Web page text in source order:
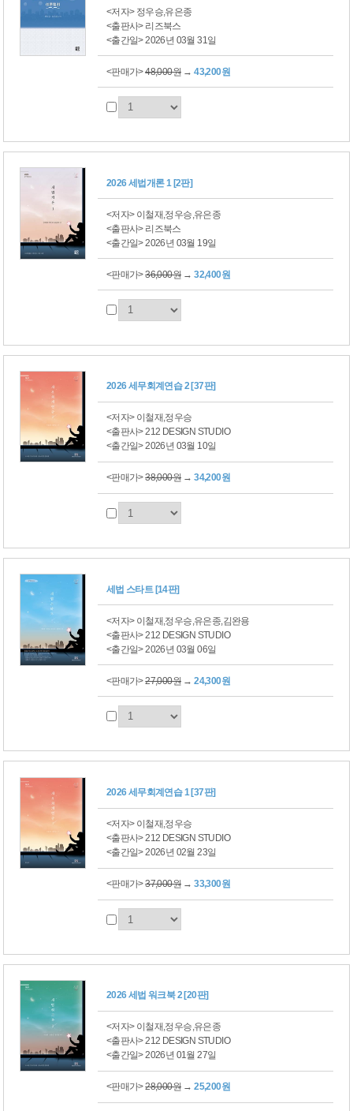
<저자> 정우승,유은종
<출판사> 리즈북스
<출간일> 2026년 03월 31일
<판매가>48,000원 →43,200원
2026 세법개론 1 [2판]
<저자> 이철재,정우승,유은종
<출판사> 리즈북스
<출간일> 2026년 03월 19일
<판매가>36,000원 →32,400원
2026 세무회계연습 2 [37판]
<저자> 이철재,정우승
<출판사> 212 DESIGN STUDIO
<출간일> 2026년 03월 10일
<판매가>38,000원 →34,200원
세법 스타트 [14판]
<저자> 이철재,정우승,유은종,김완용
<출판사> 212 DESIGN STUDIO
<출간일> 2026년 03월 06일
<판매가>27,000원 →24,300원
2026 세무회계연습 1 [37판]
<저자> 이철재,정우승
<출판사> 212 DESIGN STUDIO
<출간일> 2026년 02월 23일
<판매가>37,000원 →33,300원
2026 세법 워크북 2 [20판]
<저자> 이철재,정우승,유은종
<출판사> 212 DESIGN STUDIO
<출간일> 2026년 01월 27일
<판매가>28,000원 →25,200원